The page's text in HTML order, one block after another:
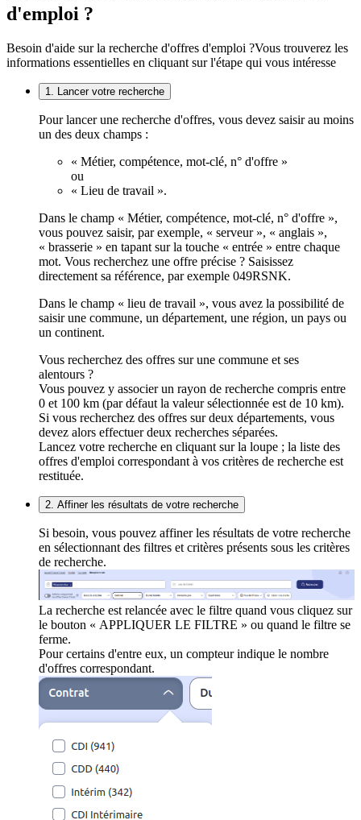
d'emploi ?
Besoin d'aide sur la recherche d'offres d'emploi ?Vous trouverez les
informations essentielles en cliquant sur l'étape qui vous intéresse
1. Lancer votre recherche
Pour lancer une recherche d'offres, vous devez saisir au moins
un des deux champs :
« Métier, compétence, mot-clé, n° d'offre »
ou
« Lieu de travail ».
Dans le champ « Métier, compétence, mot-clé, n° d'offre »,
vous pouvez saisir, par exemple, « serveur », « anglais »,
« brasserie » en tapant sur la touche « entrée » entre chaque
mot. Vous recherchez une offre précise ? Saisissez
directement sa référence, par exemple 049RSNK.
Dans le champ « lieu de travail », vous avez la possibilité de
saisir une commune, un département, une région, un pays ou
un continent.
Vous recherchez des offres sur une commune et ses
alentours ?
Vous pouvez y associer un rayon de recherche compris entre
0 et 100 km (par défaut la valeur sélectionnée est de 10 km).
Si vous recherchez des offres sur deux départements, vous
devez alors effectuer deux recherches séparées.
Lancez votre recherche en cliquant sur la loupe ; la liste des
offres d'emploi correspondant à vos critères de recherche est
restituée.
2. Affiner les résultats de votre recherche
Si besoin, vous pouvez affiner les résultats de votre recherche
en sélectionnant des filtres et critères présents sous les critères
de recherche.
La recherche est relancée avec le filtre quand vous cliquez sur
le bouton « APPLIQUER LE FILTRE » ou quand le filtre se
ferme.
Pour certains d'entre eux, un compteur indique le nombre
d'offres correspondant.